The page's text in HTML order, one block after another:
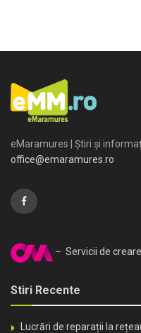
eMaramures | Știri și
office@emaramures.ro
– Servicii de
Stiri Recente
Lucrări de reparații la